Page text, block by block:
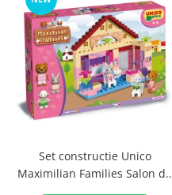
Set constructie Unico
Maximilian Families Salon de
infrumusetare 80 piese